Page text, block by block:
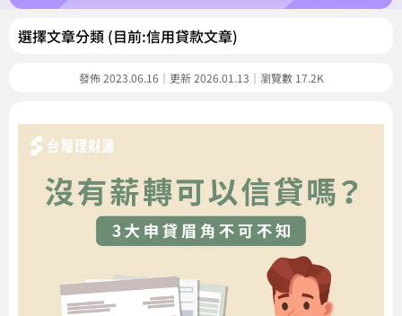
選擇文章分類 (目前:信用貸款文章)
發佈 2023.06.16｜更新 2026.01.13｜瀏覽數 17.2K